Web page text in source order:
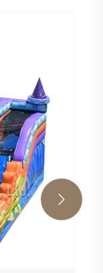
